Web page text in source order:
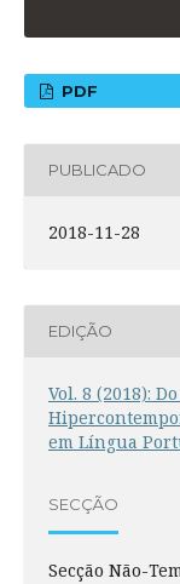
PDF
PUBLICADO
2018-11-28
EDIÇÃO
Vol. 8 (2018):
em Língua
SECÇÃO
Secção Não-